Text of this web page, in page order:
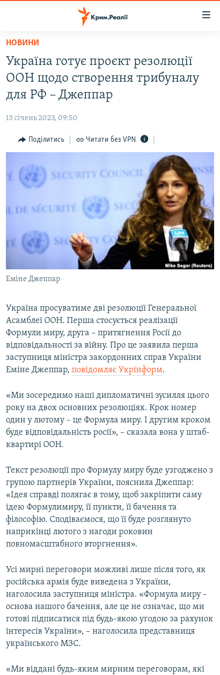
Перейти
основного
матеріалу
Перейти
до
основної
Перейти
до
ВОДА.КРИМ
ВІДЕО ТА ФОТО
БЛОГИ
ПОГЛЯД
ВСЕ ЗА ДЕНЬ
ДЕПОРТАЦІЯ
ВІДЕОУРОКИ «ELIFBE»
СВІДЧЕННЯ ОКУПАЦІЇ
УКРАЇНСЬКА ПРОБЛЕМА КРИМУ
ІНФОГРАФІКА
ЯК ОБІЙТИ БЛОКУВАННЯ
Русский
Qırımtatar
ДОЛУЧАЙСЯ!
Усі сайти RFE/RL
НОВИНИ
Україна готує проєкт резолюції
ООН щодо створення трибуналу
для РФ – Джеппар
13 січень 2023, 09:50
Поділитись Читати без VPN
Еміне Джеппар
Україна просуватиме дві резолюції Генеральної
Асамблеї ООН. Перша стосується реалізації
Формули миру, друга – притягнення Росії до
відповідальності за війну. Про це заявила перша
заступниця міністра закордонних справ України
Еміне Джеппар, повідомляє Укрінформ.
«Ми зосередимо наші дипломатичні зусилля цього
року на двох основних резолюціях. Крок номер
один у лютому – це Формула миру. І другим кроком
буде відповідальність росії», – сказала вона у штаб-
квартирі ООН.
Текст резолюції про Формулу миру буде узгоджено з
групою партнерів України, пояснила Джеппар:
«Ідея справді полягає в тому, щоб закріпити саму
ідею Формулимиру, її пункти, її бачення та
філософію. Сподіваємося, що її буде розглянуто
наприкінці лютого з нагоди роковин
повномасштабного вторгнення».
Усі мирні переговори можливі лише після того, як
російська армія буде виведена з України,
наголосила заступниця міністра. «Формула миру –
основа нашого бачення, але це не означає, що ми
готові підписатися під будь-якою угодою за рахунок
інтересів України», – наголосила представниця
українського МЗС.
«Ми віддані будь-яким мирним переговорам, які